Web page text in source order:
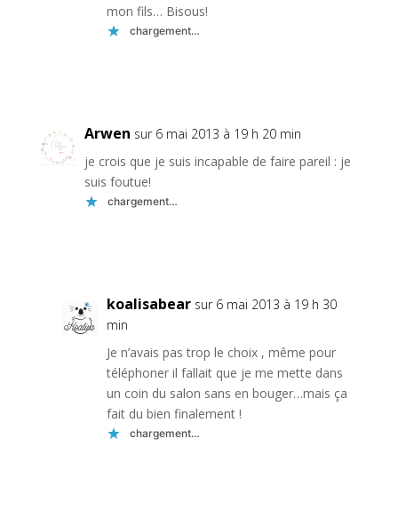
mon fils… Bisous!
chargement…
Arwen sur 6 mai 2013 à 19 h 20 min
je crois que je suis incapable de faire pareil : je
suis foutue!
chargement…
koalisabear sur 6 mai 2013 à 19 h 30
min
Je n’avais pas trop le choix , même pour
téléphoner il fallait que je me mette dans
un coin du salon sans en bouger…mais ça
fait du bien finalement !
chargement…